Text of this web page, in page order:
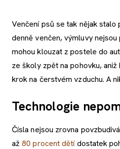
Venčení psů se tak nějak stalo
denně venčen, výmluvy
mohou klouzat z postele do
ze školy zpět na pohovku,
krok na čerstvém vzduchu. A
Technologie
Čísla nejsou zrovna
až80 procent dětídostatek